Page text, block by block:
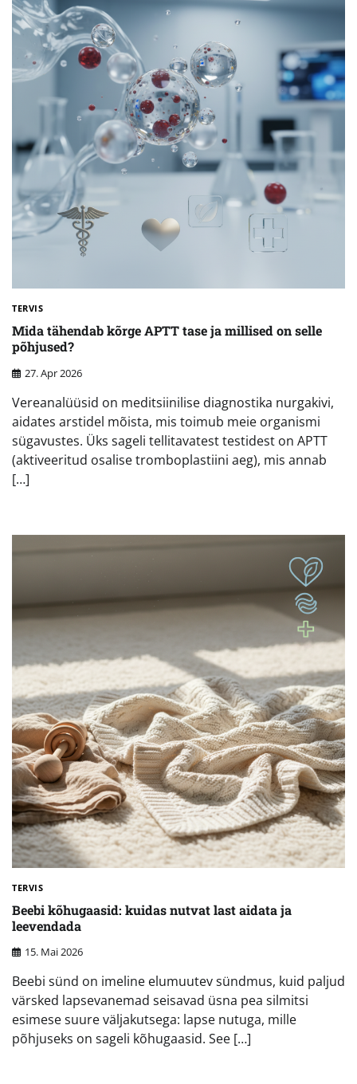
TERVIS
Mida tähendab kõrge APTT tase ja millised on selle
põhjused?
27. Apr 2026
Vereanalüüsid on meditsiinilise diagnostika nurgakivi,
aidates arstidel mõista, mis toimub meie organismi
sügavustes. Üks sageli tellitavatest testidest on APTT
(aktiveeritud osalise tromboplastiini aeg), mis annab
[…]
TERVIS
Beebi kõhugaasid: kuidas nutvat last aidata ja
leevendada
15. Mai 2026
Beebi sünd on imeline elumuutev sündmus, kuid paljud
värsked lapsevanemad seisavad üsna pea silmitsi
esimese suure väljakutsega: lapse nutuga, mille
põhjuseks on sageli kõhugaasid. See […]